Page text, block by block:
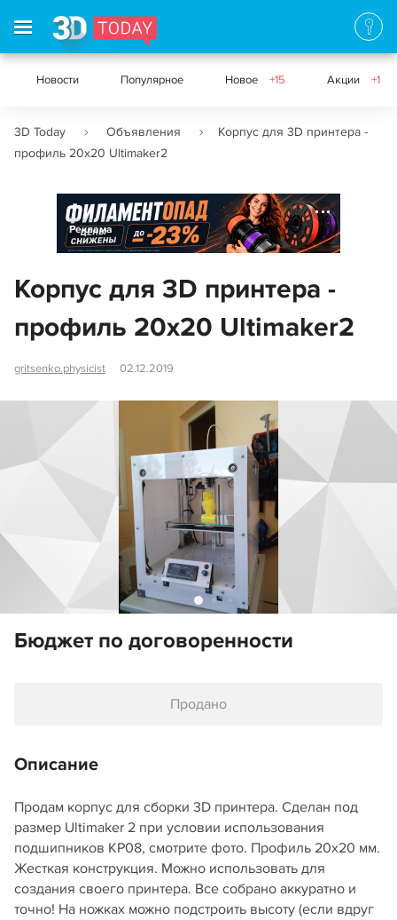
Новости Популярное Новое +15 Акции +1
3D Today Объявления
Корпус для 3D принтера -
профиль 20x20 Ultimaker2
Реклама
Корпус для 3D принтера -
профиль 20x20 Ultimaker2
gritsenko.physicist 02.12.2019
Бюджет по договоренности
Продано
Описание
Продам корпус для сборки 3D принтера. Сделан под
размер Ultimaker 2 при условии использования
подшипников KP08, смотрите фото. Профиль 20x20 мм.
Жесткая конструкция. Можно использовать для
создания своего принтера. Все собрано аккуратно и
точно! На ножках можно подстроить высоту (если вдруг